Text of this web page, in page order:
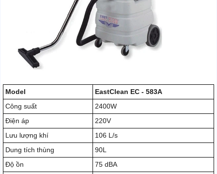
Model
EastClean EC - 583A
Công suất
2400W
Điện áp
220V
Lưu lượng khí
106 L/s
Dung tích thùng
90L
Độ ồn
75 dBA